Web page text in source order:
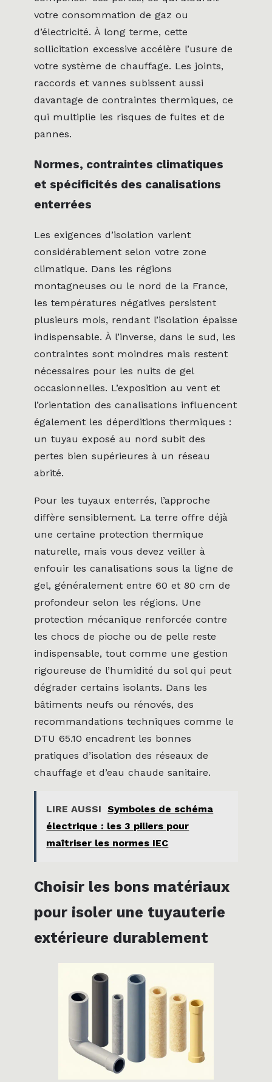
votre consommation de gaz ou
d’électricité. À long terme, cette
sollicitation excessive accélère l’usure de
votre système de chauffage. Les joints,
raccords et vannes subissent aussi
davantage de contraintes thermiques, ce
qui multiplie les risques de fuites et de
pannes.
Normes, contraintes climatiques
et spécificités des canalisations
enterrées
Les exigences d’isolation varient
considérablement selon votre zone
climatique. Dans les régions
montagneuses ou le nord de la France,
les températures négatives persistent
plusieurs mois, rendant l’isolation épaisse
indispensable. À l’inverse, dans le sud, les
contraintes sont moindres mais restent
nécessaires pour les nuits de gel
occasionnelles. L’exposition au vent et
l’orientation des canalisations influencent
également les déperditions thermiques :
un tuyau exposé au nord subit des
pertes bien supérieures à un réseau
abrité.
Pour les tuyaux enterrés, l’approche
diffère sensiblement. La terre offre déjà
une certaine protection thermique
naturelle, mais vous devez veiller à
enfouir les canalisations sous la ligne de
gel, généralement entre 60 et 80 cm de
profondeur selon les régions. Une
protection mécanique renforcée contre
les chocs de pioche ou de pelle reste
indispensable, tout comme une gestion
rigoureuse de l’humidité du sol qui peut
dégrader certains isolants. Dans les
bâtiments neufs ou rénovés, des
recommandations techniques comme le
DTU 65.10 encadrent les bonnes
pratiques d’isolation des réseaux de
chauffage et d’eau chaude sanitaire.
LIRE AUSSI Symboles de schéma
électrique : les 3 piliers pour
maîtriser les normes IEC
Choisir les bons matériaux
pour isoler une tuyauterie
extérieure durablement